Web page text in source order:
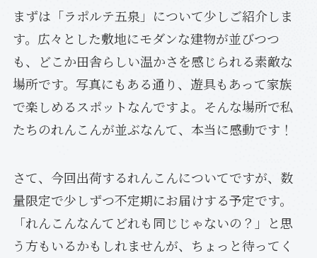
まずは「ラポルテ五泉」について少しご紹介しま
す。広々とした敷地にモダンな建物が並びつつ
も、どこか田舎らしい温かさを感じられる素敵な
場所です。写真にもある通り、遊具もあって家族
で楽しめるスポットなんですよ。そんな場所で私
たちのれんこんが並ぶなんて、本当に感動です！
さて、今回出荷するれんこんについてですが、数
量限定で少しずつ不定期にお届けする予定です。
「れんこんなんてどれも同じじゃないの？」と思
う方もいるかもしれませんが、ちょっと待ってく